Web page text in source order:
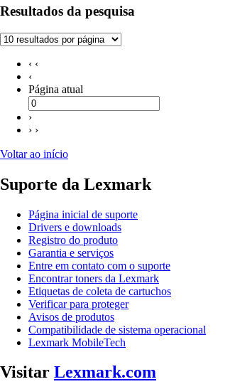
Resultados da pesquisa
‹ ‹
‹
Página atual
›
› ›
Voltar ao início
Suporte da Lexmark
Página inicial de suporte
Drivers e downloads
Registro do produto
Garantia e serviços
Entre em contato com o suporte
Encontrar toners da Lexmark
Etiquetas de coleta de cartuchos
Verificar para proteger
Avisos de produtos
Compatibilidade de sistema operacional
Lexmark MobileTech
Visitar Lexmark.com